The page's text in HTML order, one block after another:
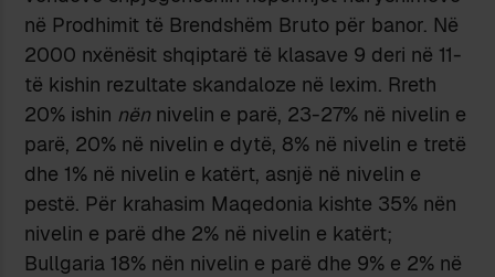
në Prodhimit të Brendshëm Bruto për banor. Në
2000 nxënësit shqiptarë të klasave 9 deri në 11-
të kishin rezultate skandaloze në lexim. Rreth
20% ishin nën nivelin e parë, 23-27% në nivelin e
parë, 20% në nivelin e dytë, 8% në nivelin e tretë
dhe 1% në nivelin e katërt, asnjë në nivelin e
pestë. Për krahasim Maqedonia kishte 35% nën
nivelin e parë dhe 2% në nivelin e katërt;
Bullgaria 18% nën nivelin e parë dhe 9% e 2% në